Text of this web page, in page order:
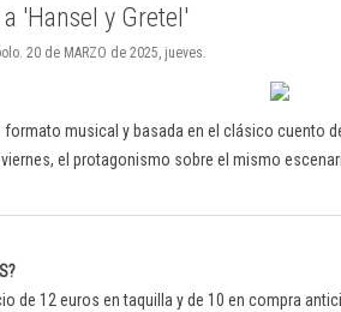
'Hansel y Gretel'
20 de MARZO de 2025, jueves.
musical y basada en el clásico cuento
el protagonismo sobre el mismo
de 12 euros en taquilla y de 10 en compra